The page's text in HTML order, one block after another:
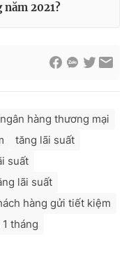
2021?
ngân hàng thương mại
tăng lãi suất
suất
lãi suất
hàng gửi tiết kiệm
tháng